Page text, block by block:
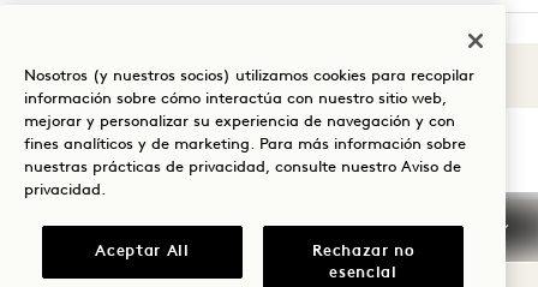
Sonidos de 1
Visita
1
Hotels
Visita
1
Hotels
Visite
1
Hotels
1
Hotels
Visite
1
Hotels
Visita
1
Hotels
Guíe su estancia
Condiciones generales
Confidencialidad
Accesibilidad
Condiciones de Mission
Cookie Settings
Nosotros (y nuestros socios) utilizamos cookies para recopilar
información sobre cómo interactúa con nuestro sitio web,
mejorar y personalizar su experiencia de navegación y con
fines analíticos y de marketing. Para más información sobre
nuestras prácticas de privacidad, consulte nuestro Aviso de
privacidad .
Aceptar All
Rechazar no
esencial